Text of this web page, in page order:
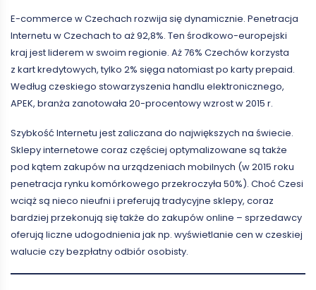
E-commerce w Czechach rozwija się dynamicznie. Penetracja
Internetu w Czechach to aż 92,8%. Ten środkowo-europejski
kraj jest liderem w swoim regionie. Aż 76% Czechów korzysta
z kart kredytowych, tylko 2% sięga natomiast po karty prepaid.
Według czeskiego stowarzyszenia handlu elektronicznego,
APEK, branża zanotowała 20-procentowy wzrost w 2015 r.
Szybkość Internetu jest zaliczana do największych na świecie.
Sklepy internetowe coraz częściej optymalizowane są także
pod kątem zakupów na urządzeniach mobilnych (w 2015 roku
penetracja rynku komórkowego przekroczyła 50%). Choć Czesi
wciąż są nieco nieufni i preferują tradycyjne sklepy, coraz
bardziej przekonują się także do zakupów online – sprzedawcy
oferują liczne udogodnienia jak np. wyświetlanie cen w czeskiej
walucie czy bezpłatny odbiór osobisty.